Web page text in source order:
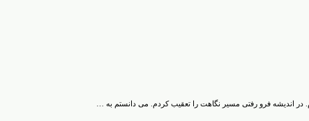
اندیشه فرو رفتی مسیر نگاهت را تعقیب کردم. می دانستم به …